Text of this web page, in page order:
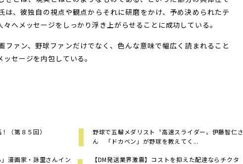
は、彼独自の視点や観点からそれに研磨をかけ、予め決められたテ
へメッセージをしっかり浮き上がらせることに成功している。
ァン、野球ファンだけでなく、色んな意味で幅広く読まれること
セージを内包している。
（第８５回）
野球で五輪メダリスト〝高速スライダー〟伊藤智仁さ
ん 「ドカベン」が野球を教えてく...
」漫画家・詠里さんイン
【DM発送業界激震】コストを抑えた配達ならチクタ